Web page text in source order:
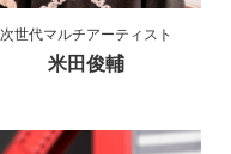
次世代マルチアーティスト
米田俊輔